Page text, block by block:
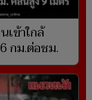
ข้าใกล้
กม.ต่อชม.